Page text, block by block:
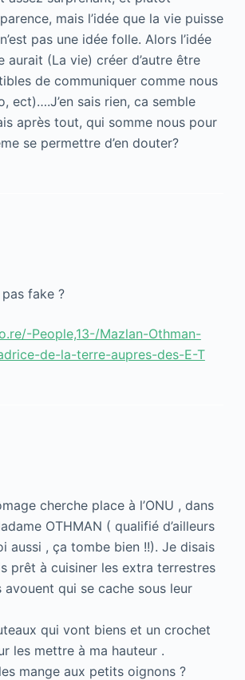
mais l’idée que la vie puisse
pas une idée folle. Alors l’idée
aurait (La vie) créer d’autre être
de communiquer comme nous
ect)….J’en sais rien, ca semble
après tout, qui somme nous pour
se permettre d’en douter?
fake ?
People,13-/Mazlan-Othman-
de-la-terre-aupres-des-E-T
cherche place à l’ONU , dans
OTHMAN ( qualifié d’ailleurs
aussi , ça tombe bien !!). Je disais
prêt à cuisiner les extra terrestres
avouent qui se cache sous leur
qui vont biens et un crochet
les mettre à ma hauteur .
mange aux petits oignons ?